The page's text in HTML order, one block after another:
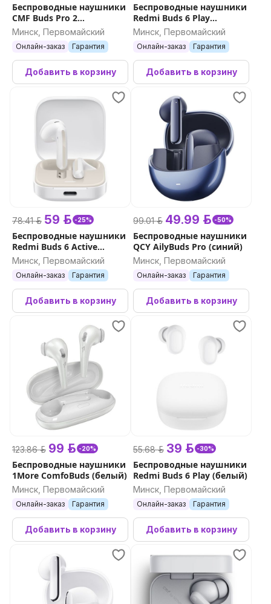
Беспроводные наушники
CMF Buds Pro 2
(оранжевый)
Минск, Первомайский
Онлайн-заказ Гарантия
Добавить в корзину
Беспроводные наушники
Redmi Buds 6 Play
(голубой)
Минск, Первомайский
Онлайн-заказ Гарантия
Добавить в корзину
78.41 р. 59 р. -25%
Беспроводные наушники
Redmi Buds 6 Active
(белый)
Минск, Первомайский
Онлайн-заказ Гарантия
Добавить в корзину
99.01 р. 49.99 р. -50%
Беспроводные наушники
QCY AilyBuds Pro (синий)
Минск, Первомайский
Онлайн-заказ Гарантия
Добавить в корзину
123.86 р. 99 р. -20%
Беспроводные наушники
1More ComfoBuds (белый)
Минск, Первомайский
Онлайн-заказ Гарантия
Добавить в корзину
55.68 р. 39 р. -30%
Беспроводные наушники
Redmi Buds 6 Play (белый)
Минск, Первомайский
Онлайн-заказ Гарантия
Добавить в корзину